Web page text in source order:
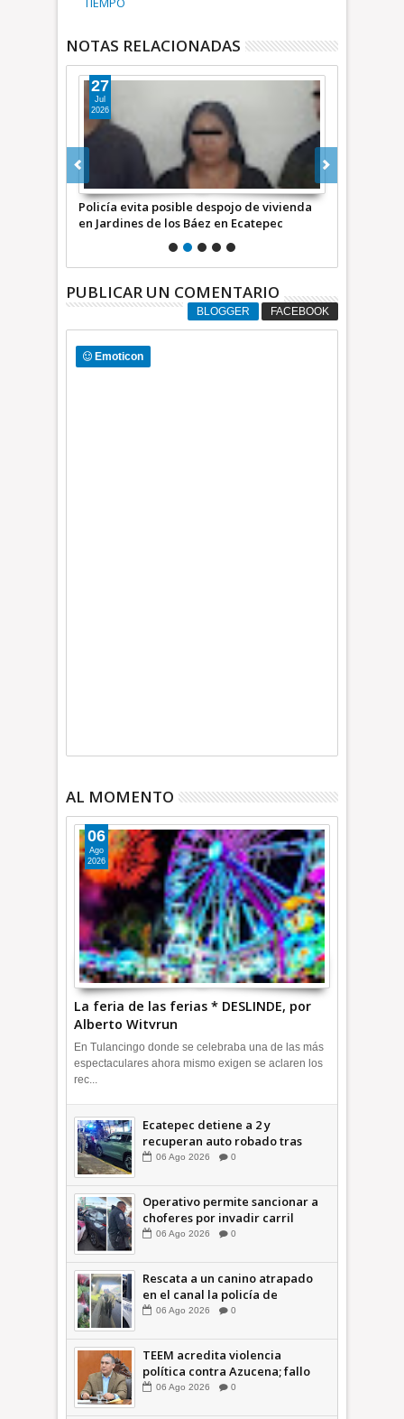
NOTAS RELACIONADAS
Policía evita posible despojo de vivienda
en Jardines de los Báez en Ecatepec
27
Jul
2026
PUBLICAR UN COMENTARIO
BLOGGER FACEBOOK
Emoticon
AL MOMENTO
La feria de las ferias * DESLINDE, por
Alberto Witvrun
06
Ago
2026
En Tulancingo donde se celebraba una de las más
espectaculares ahora mismo exigen se aclaren los
rec...
Ecatepec detiene a 2 y
recuperan auto robado tras
operativo con Tecámac +Video
06 Ago 2026 0
Operativo permite sancionar a
choferes por invadir carril
confinado: Ecatepec +Video |
06 Ago 2026 0
Rescata a un canino atrapado
en el canal la policía de
Ecatepec INFORMATIVA
06 Ago 2026 0
TEEM acredita violencia
política contra Azucena; fallo
confirma guerra sucia: Octavio
06 Ago 2026 0